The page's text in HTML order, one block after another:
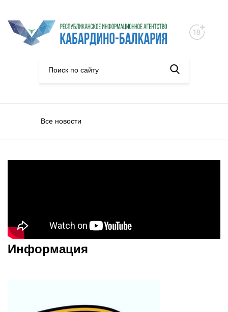
Все новости
Информация